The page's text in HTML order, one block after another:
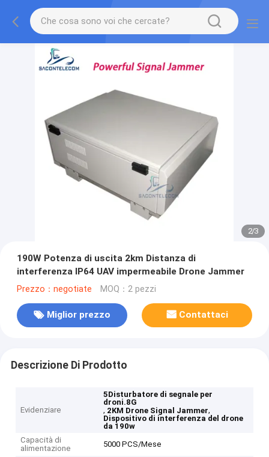
2/3
190W Potenza di uscita 2km Distanza di
interferenza IP64 UAV impermeabile Drone Jammer
Prezzo：negotiate MOQ：2 pezzi
Miglior prezzo Contattaci
Descrizione Di Prodotto
Evidenziare
5Disturbatore di segnale per
droni.8G
, 2KM Drone Signal Jammer,
Dispositivo di interferenza del drone
da 190w
Capacità di
alimentazione
5000 PCS/Mese